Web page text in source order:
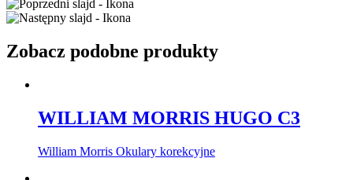
Zobacz podobne produkty
WILLIAM MORRIS HUGO C3
William Morris Okulary korekcyjne